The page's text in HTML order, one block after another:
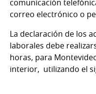
comunicación
correo electrónico o
La declaración de los
laborales debe
horas, para
interior, utilizando el